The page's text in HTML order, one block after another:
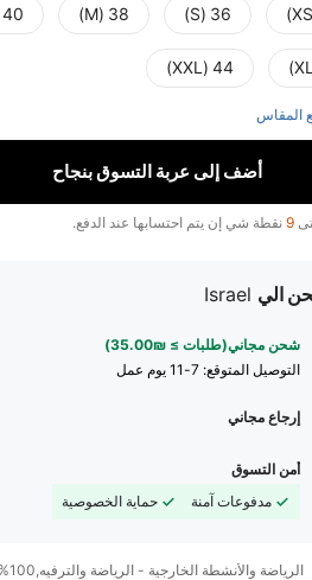
36 (S)
38 (M)
40 (L)
44 (XXL)
المقاس
أضف إلى عربة التسوق بنجاح
9 نقطة شي إن يتم احتسابها عند الدفع.
الي Israel
شحن مجاني(طلبات ≥ ₪35.00)
التوصيل المتوقع: 7-11 يوم عمل
إرجاع مجاني
أمن التسوق
مدفوعات آمنة
حماية الخصوصية
الرياضة والأنشطة الخارجية - الرياضة والترفيه,100% البوليستر,تصميم الهندسة,رسم